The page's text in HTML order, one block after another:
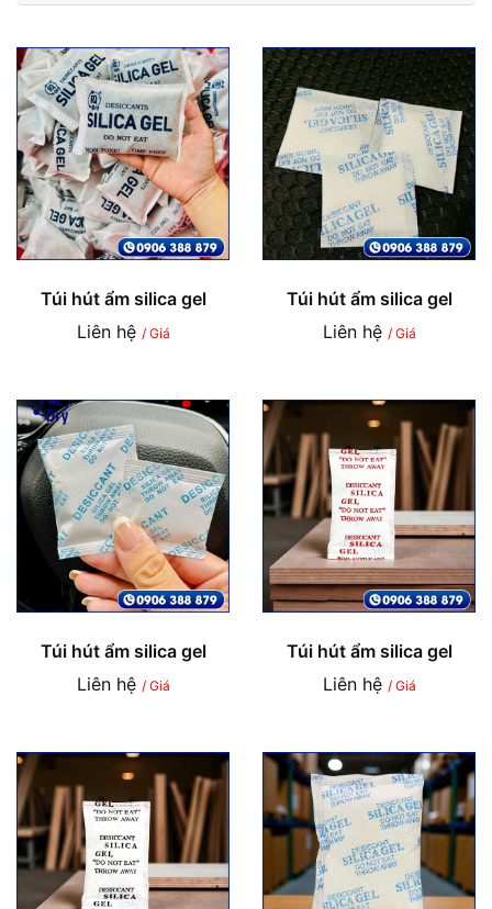
Túi hút ẩm silica gel
Liên hệ / Giá
Túi hút ẩm silica gel
Liên hệ / Giá
Túi hút ẩm silica gel
Liên hệ / Giá
Túi hút ẩm silica gel
Liên hệ / Giá